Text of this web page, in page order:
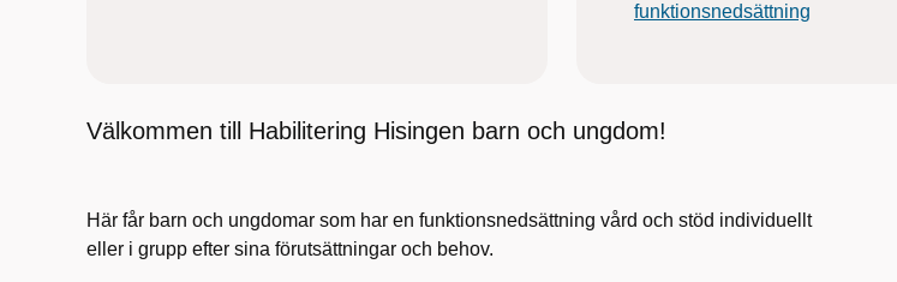
funktionsnedsättning
Välkommen till Habilitering Hisingen barn och ungdom!
Här får barn och ungdomar som har en funktionsnedsättning vård och stöd individuellt
eller i grupp efter sina förutsättningar och behov.